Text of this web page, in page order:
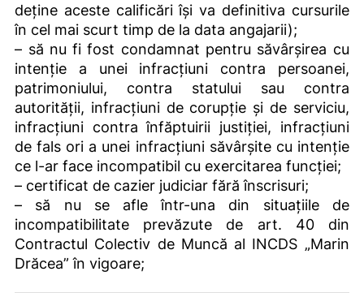
deține aceste calificări își va definitiva cursurile
în cel mai scurt timp de la data angajarii);
– să nu fi fost condamnat pentru săvârșirea cu
intenție a unei infracțiuni contra persoanei,
patrimoniului, contra statului sau contra
autorității, infracțiuni de corupție și de serviciu,
infracțiuni contra înfăptuirii justiției, infracțiuni
de fals ori a unei infracțiuni săvârșite cu intenție
ce l-ar face incompatibil cu exercitarea funcției;
– certificat de cazier judiciar fără înscrisuri;
– să nu se afle într-una din situațiile de
incompatibilitate prevăzute de art. 40 din
Contractul Colectiv de Muncă al INCDS „Marin
Drăcea” în vigoare;